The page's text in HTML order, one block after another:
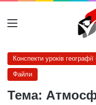
Меню
Конспекти уроків
Файли
Тема: